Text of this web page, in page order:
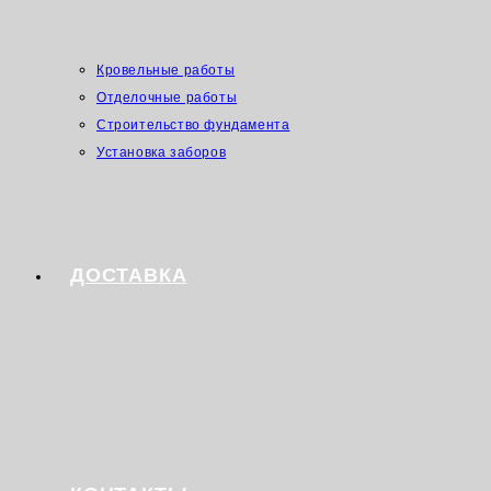
Кровельные работы
Отделочные работы
Строительство фундамента
Установка заборов
ДОСТАВКА